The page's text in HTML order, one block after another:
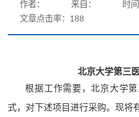
作者： 来自：
时
文章点击率： 188
北京大学第三
根据工作需要，北京大学
式，对下述项目进行采购。现将